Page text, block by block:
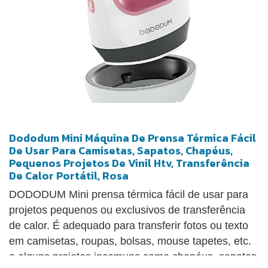
prensa térmica é muito adequada para entusiastas
de artesanato, estudantes e donas de casa. É um
ótimo presente para seus amigos, familiares que
amam DIY ou apenas um hobby.
Dododum Mini Máquina De Prensa Térmica Fácil
De Usar Para Camisetas, Sapatos, Chapéus,
Pequenos Projetos De Vinil Htv, Transferência
De Calor Portátil, Rosa
DODODUM Mini prensa térmica fácil de usar para
projetos pequenos ou exclusivos de transferência
de calor. É adequado para transferir fotos ou texto
em camisetas, roupas, bolsas, mouse tapetes, etc.
e alguns projetos incomuns como chapéus, sapatos